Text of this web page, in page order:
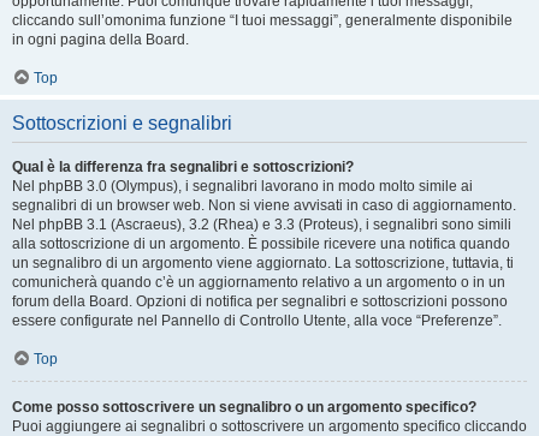
cliccando sull’omonima funzione “I tuoi messaggi”, generalmente disponibile
in ogni pagina della Board.
Top
Sottoscrizioni e segnalibri
Qual è la differenza fra segnalibri e sottoscrizioni?
Nel phpBB 3.0 (Olympus), i segnalibri lavorano in modo molto simile ai
segnalibri di un browser web. Non si viene avvisati in caso di aggiornamento.
Nel phpBB 3.1 (Ascraeus), 3.2 (Rhea) e 3.3 (Proteus), i segnalibri sono simili
alla sottoscrizione di un argomento. È possibile ricevere una notifica quando
un segnalibro di un argomento viene aggiornato. La sottoscrizione, tuttavia, ti
comunicherà quando c’è un aggiornamento relativo a un argomento o in un
forum della Board. Opzioni di notifica per segnalibri e sottoscrizioni possono
essere configurate nel Pannello di Controllo Utente, alla voce “Preferenze”.
Top
Come posso sottoscrivere un segnalibro o un argomento specifico?
Puoi aggiungere ai segnalibri o sottoscrivere un argomento specifico cliccando